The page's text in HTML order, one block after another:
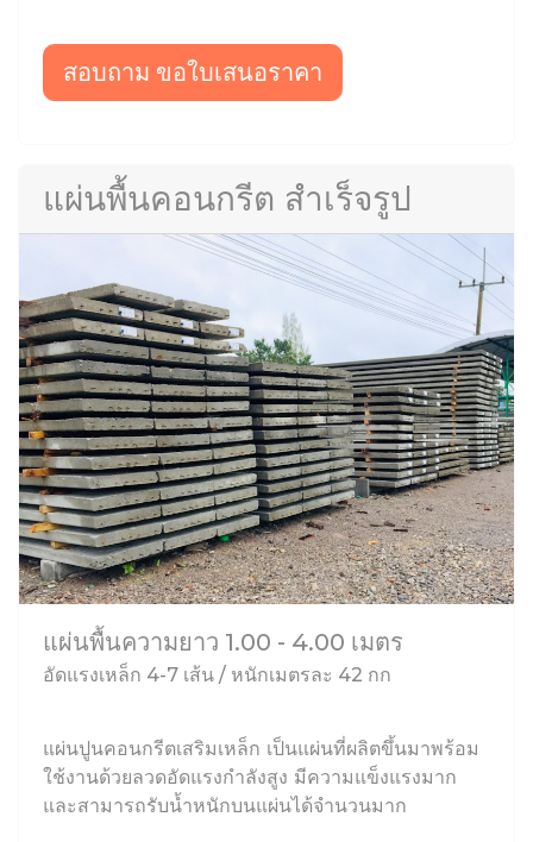
สอบถาม ขอใบเสนอราคา
แผ่นพื้นคอนกรีต สำเร็จรูป
แผ่นพื้นความยาว 1.00 - 4.00 เมตร
อัดแรงเหล็ก 4-7 เส้น / หนักเมตรละ 42 กก
แผ่นปูนคอนกรีตเสริมเหล็ก เป็นแผ่นที่ผลิตขึ้นมาพร้อม
ใช้งานด้วยลวดอัดแรงกำลังสูง มีความแข็งแรงมาก
และสามารถรับน้ำหนักบนแผ่นได้จำนวนมาก